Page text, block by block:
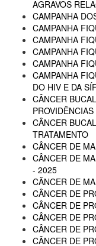
AGRAVOS
CAMPANHA
CAMPANHA
CAMPANHA
CAMPANHA
CAMPANHA
CAMPANHA
DO HIV E DA
CÂNCER
CÂNCER
TRATAMENTO
CÂNCER DE
CÂNCER DE
- 2025
CÂNCER DE
CÂNCER DE
CÂNCER DE
CÂNCER DE
CÂNCER DE
CÂNCER DE